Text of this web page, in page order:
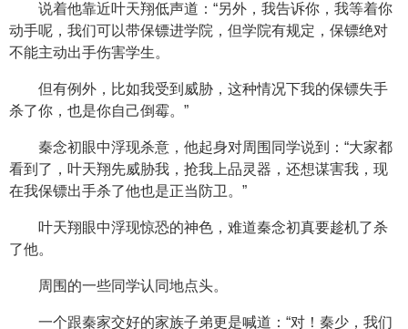
说着他靠近叶天翔低声道：“另外，我告诉你，我等着你
动手呢，我们可以带保镖进学院，但学院有规定，保镖绝对
不能主动出手伤害学生。
但有例外，比如我受到威胁，这种情况下我的保镖失手
杀了你，也是你自己倒霉。”
秦念初眼中浮现杀意，他起身对周围同学说到：“大家都
看到了，叶天翔先威胁我，抢我上品灵器，还想谋害我，现
在我保镖出手杀了他也是正当防卫。”
叶天翔眼中浮现惊恐的神色，难道秦念初真要趁机了杀
了他。
周围的一些同学认同地点头。
一个跟秦家交好的家族子弟更是喊道：“对！秦少，我们